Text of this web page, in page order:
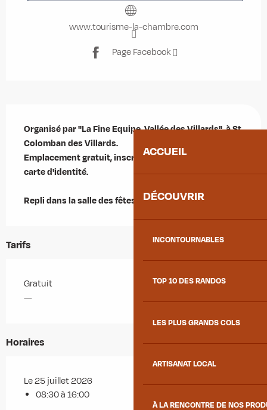
ACCUEIL
DÉCOUVRIR
INCONTOURNABLES
TOP 10 DES RANDOS
LES PLUS GRANDS COLS
ARTISANAT LOCAL
À LA RENCONTRE DE NOS
www.tourisme-la-chambre.com
Page Facebook
Organisé par "La Fine Equipe, Vallée des Villards", à St
Colomban des Villards.
Emplacement gratuit, inscriptions sur place avec
carte d'identité.
Repli dans la salle des fêtes en cas de pluie
Tarifs
Gratuit
—
Horaires
Le 25 juillet 2026
08:30 à 16:00